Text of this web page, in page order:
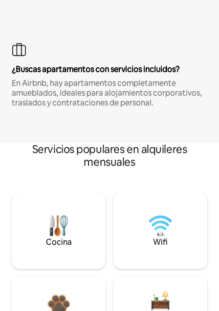
¿Buscas apartamentos con servicios incluidos?
En Airbnb, hay apartamentos completamente
amueblados, ideales para alojamientos corporativos,
traslados y contrataciones de personal.
Servicios populares en alquileres
mensuales
Cocina Wifi